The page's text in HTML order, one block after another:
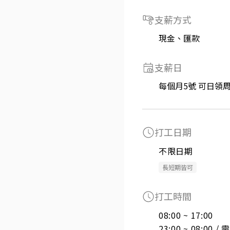
支薪方式
現金、匯款
支薪日
每個月5號 可日領
打工日期
不限日期
長短期皆可
打工時間
08:00 ~ 17:00